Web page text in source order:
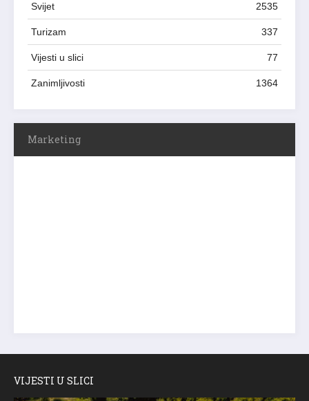
Svijet 2535
Turizam 337
Vijesti u slici 77
Zanimljivosti 1364
Marketing
VIJESTI U SLICI